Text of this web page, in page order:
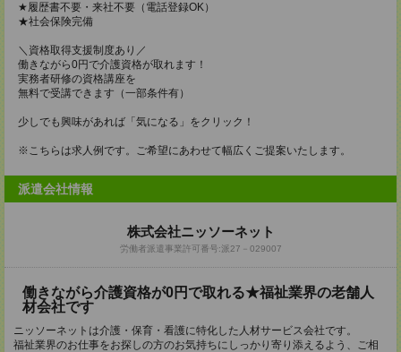
★履歴書不要・来社不要（電話登録OK）
★社会保険完備
＼資格取得支援制度あり／
働きながら0円で介護資格が取れます！
実務者研修の資格講座を
無料で受講できます（一部条件有）
少しでも興味があれば「気になる」をクリック！
※こちらは求人例です。ご希望にあわせて幅広くご提案いたします。
派遣会社情報
株式会社ニッソーネット
労働者派遣事業許可番号:派27－029007
働きながら介護資格が0円で取れる★福祉業界の老舗人
材会社です
ニッソーネットは介護・保育・看護に特化した人材サービス会社です。
福祉業界のお仕事をお探しの方のお気持ちにしっかり寄り添えるよう、ご相